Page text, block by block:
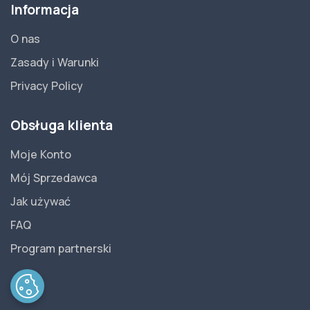
Informacja
O nas
Zasady i Warunki
Privacy Policy
Obsługa klienta
Moje Konto
Mój Sprzedawca
Jak używać
FAQ
Program partnerski